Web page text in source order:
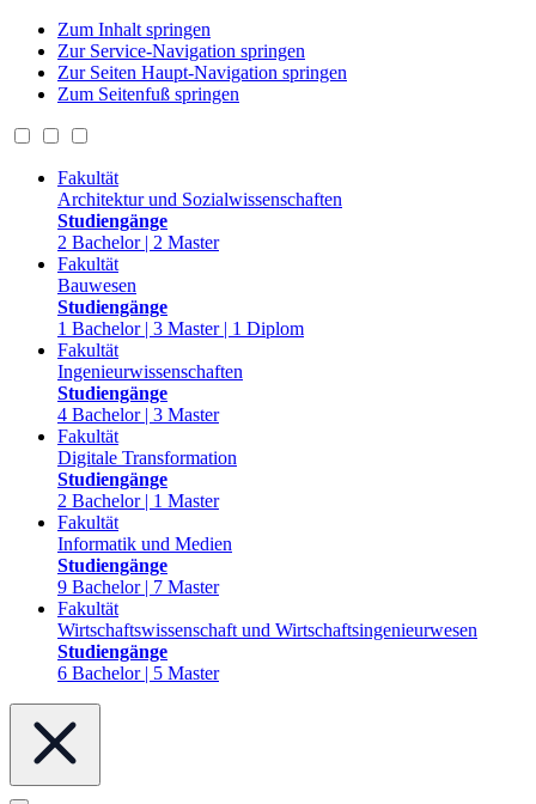
Zum Inhalt springen
Zur Service-Navigation springen
Zur Seiten Haupt-Navigation springen
Zum Seitenfuß springen
Fakultät
Architektur und Sozialwissenschaften
Studiengänge
2 Bachelor | 2 Master
Fakultät
Bauwesen
Studiengänge
1 Bachelor | 3 Master | 1 Diplom
Fakultät
Ingenieurwissenschaften
Studiengänge
4 Bachelor | 3 Master
Fakultät
Digitale Transformation
Studiengänge
2 Bachelor | 1 Master
Fakultät
Informatik und Medien
Studiengänge
9 Bachelor | 7 Master
Fakultät
Wirtschaftswissenschaft und Wirtschaftsingenieurwesen
Studiengänge
6 Bachelor | 5 Master